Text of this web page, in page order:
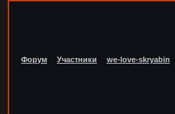
Форум Участники we-love-skryabin